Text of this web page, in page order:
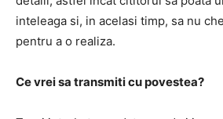
inteleaga si, in acelasi timp, sa nu
pentru a o realiza.
Ce vrei sa transmiti cu povestea?